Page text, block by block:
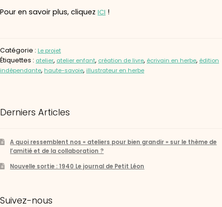
Pour en savoir plus, cliquez ICI !
Catégorie : Le projet
Étiquettes : atelier, atelier enfant, création de livre, écrivain en herbe, édition
indépendante, haute-savoie, illustrateur en herbe
Derniers Articles
A quoi ressemblent nos « ateliers pour bien grandir » sur le thème de
l’amitié et de la collaboration ?
Nouvelle sortie : 1940 Le journal de Petit Léon
Suivez-nous